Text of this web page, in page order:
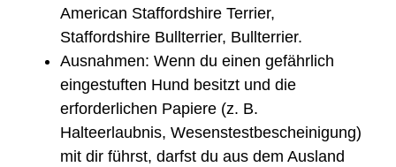
American Staffordshire Terrier,
Staffordshire Bullterrier, Bullterrier.
Ausnahmen: Wenn du einen gefährlich
eingestuften Hund besitzt und die
erforderlichen Papiere (z. B.
Halteerlaubnis, Wesenstestbescheinigung)
mit dir führst, darfst du aus dem Ausland